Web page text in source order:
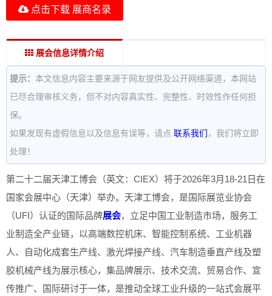
点击下载 展商名录
展会信息详情介绍
提示： 本文信息内容主要来源于网友提供及公开网络渠道，本网站
已尽合理审核义务，但不对内容真实性、完整性、时效性作任何担
保。
如果发现有虚假信息以及信息有误等，请点 联系我们 ，我们将立即
处理！
第二十二届天津工博会（英文：CIEX）将于2026年3月18-21日在
国家会展中心（天津）举办。天津工博会，是国际展览业协会
（UFI）认证的国际品牌展会，立足中国工业制造市场，服务工
业制造全产业链，以高端数控机床、智能控制系统、工业机器
人、自动化成套生产线、激光焊接产线、汽车制造垂直产线及塑
胶机械产线为展示核心，集品牌展示、技术交流、贸易合作、宣
传推广、国际研讨于一体，是推动全球工业升级的一站式会展平